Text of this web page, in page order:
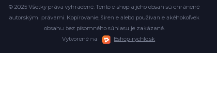
© 2025 Všetky práva vyhradené. Tento e-shop a jeho obsah sú chránené
autorskými právami. Kopírovanie, šírenie alebo používanie akéhokoľvek
obsahu bez písomného súhlasu je zakázané.
Vytvorené na
Eshop-rychlo.sk